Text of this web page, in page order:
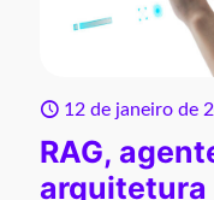
12 de janeiro de
RAG,
arquitetura